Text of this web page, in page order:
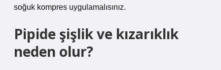
soğuk kompres uygulamalısınız.
Pipide şişlik ve kızarıklık
neden olur?